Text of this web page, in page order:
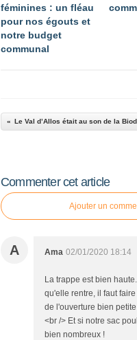
féminines : un fléau
pour nos égouts et
notre budget
communal
Le Val d’Allos était au son de la
Commenter cet article
Ajouter un
A Ama 02/01/2020 18:14
La trappe est bien
qu'elle rentre, il faut
de l'ouverture bien
<br /> Et si notre sac
bien nombreux !